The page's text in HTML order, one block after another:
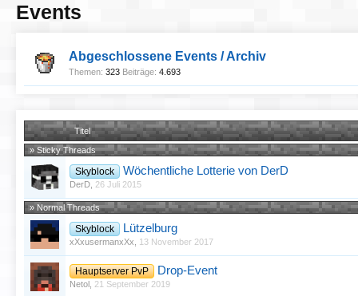
Events
Abgeschlossene Events / Archiv
Themen: 323 Beiträge: 4.693
Titel
» Sticky Threads
Skyblock Wöchentliche Lotterie von DerD
DerD 26 Juli 2015
» Normal Threads
Skyblock Lützelburg
xXxusermanxXx 13 November 2017
Hauptserver PvP Drop-Event
Netol 21 September 2019